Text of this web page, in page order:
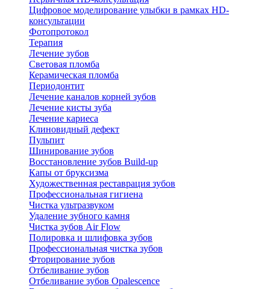
Цифровое моделирование улыбки в рамках HD-
консультации
Фотопротокол
Терапия
Лечение зубов
Световая пломба
Керамическая пломба
Периодонтит
Лечение каналов корней зубов
Лечение кисты зуба
Лечение кариеса
Клиновидный дефект
Пульпит
Шинирование зубов
Восстановление зубов Build-up
Капы от бруксизма
Художественная реставрация зубов
Профессиональная гигиена
Чистка ультразвуком
Удаление зубного камня
Чистка зубов Air Flow
Полировка и шлифовка зубов
Профессиональная чистка зубов
Фторирование зубов
Отбеливание зубов
Отбеливание зубов Opalescence